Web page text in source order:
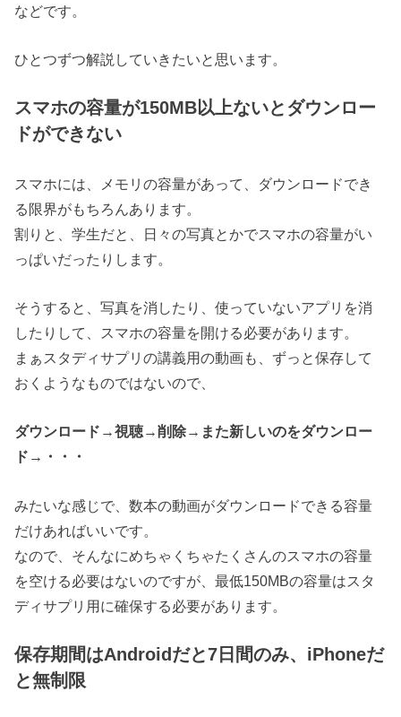
などです。
ひとつずつ解説していきたいと思います。
スマホの容量が150MB以上ないとダウンロー
ドができない
スマホには、メモリの容量があって、ダウンロードでき
る限界がもちろんあります。
割りと、学生だと、日々の写真とかでスマホの容量がい
っぱいだったりします。
そうすると、写真を消したり、使っていないアプリを消
したりして、スマホの容量を開ける必要があります。
まぁスタディサプリの講義用の動画も、ずっと保存して
おくようなものではないので、
ダウンロード→視聴→削除→また新しいのをダウンロー
ド→・・・
みたいな感じで、数本の動画がダウンロードできる容量
だけあればいいです。
なので、そんなにめちゃくちゃたくさんのスマホの容量
を空ける必要はないのですが、最低150MBの容量はスタ
ディサプリ用に確保する必要があります。
保存期間はAndroidだと7日間のみ、iPhoneだ
と無制限